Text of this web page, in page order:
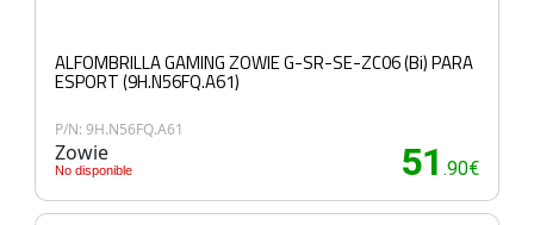
ALFOMBRILLA GAMING ZOWIE G-SR-SE-ZC06 (Bi) PARA
ESPORT (9H.N56FQ.A61)
P/N: 9H.N56FQ.A61
Zowie
No disponible 51 .90€